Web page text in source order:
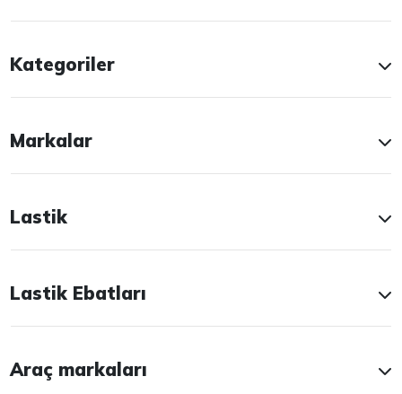
Kategoriler
Markalar
Lastik
Lastik Ebatları
Araç markaları